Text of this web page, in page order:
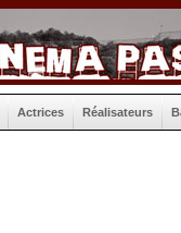
Actrices Réalisateurs